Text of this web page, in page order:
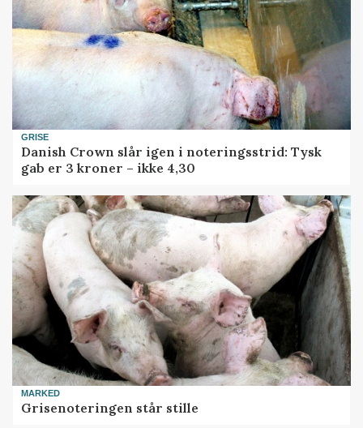
GRISE
Danish Crown slår igen i noteringsstrid: Tysk
gab er 3 kroner – ikke 4,30
MARKED
Grisenoteringen står stille